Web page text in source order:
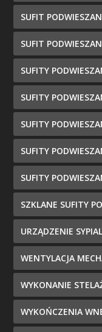
SUFIT
SUFIT
SUFITY
SUFITY
SUFITY
SUFITY
SUFITY
SZKLANE SUFITY
URZĄDZENIE
WENTYLACJA
WYKONANIE
WYKOŃCZENIA